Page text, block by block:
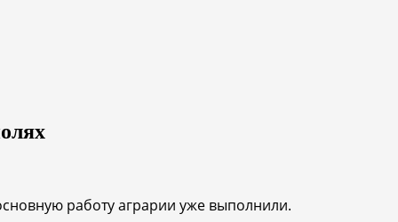
работу аграрии уже выполнили.